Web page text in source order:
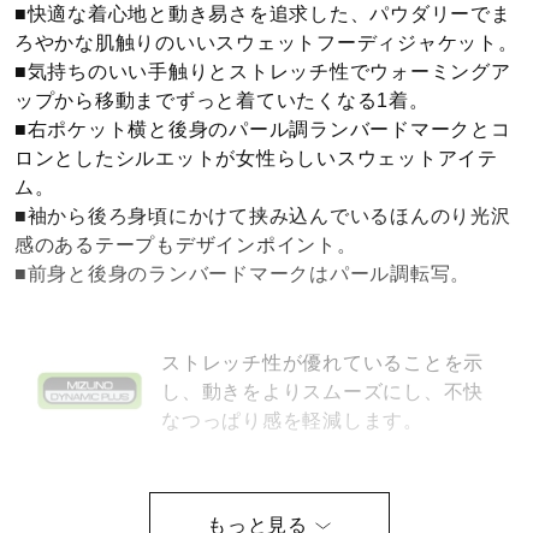
ジュニア／キッズ
メディカル
コラボ／ライセンス
■快適な着心地と動き易さを追求した、パウダリーでま
ろやかな肌触りのいいスウェットフーディジャケット。
■気持ちのいい手触りとストレッチ性でウォーミングア
ップから移動までずっと着ていたくなる1着。
■右ポケット横と後身のパール調ランバードマークとコ
ロンとしたシルエットが女性らしいスウェットアイテ
ム。
■袖から後ろ身頃にかけて挟み込んでいるほんのり光沢
感のあるテープもデザインポイント。
■前身と後身のランバードマークはパール調転写。
ストレッチ性が優れていることを示
し、動きをよりスムーズにし、不快
なつっぱり感を軽減します。
液温は40℃を限度とし、洗濯機で弱